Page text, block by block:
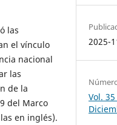
las
el vínculo
nacional
las
de la
del Marco
en inglés).
2025-
Vol.